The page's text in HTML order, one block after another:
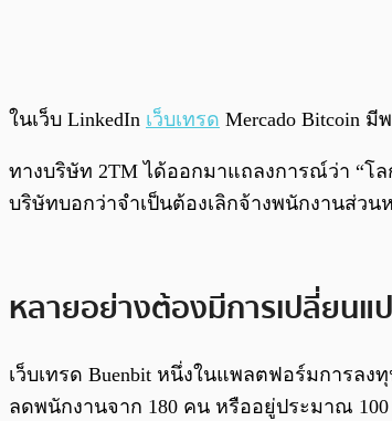
ในเว็บ LinkedIn เว็บเทรด Mercado Bitcoin
ทางบริษัท 2TM ได้ออกมาแถลงการณ์ว่า “โ
บริษัทบอกว่าจำเป็นต้องเลิกจ้างพนักงานส่ว
หลายอย่างต้องมีการเปลี่ยน
เว็บเทรด Buenbit หนึ่งในแพลตฟอร์มการลง
ลดพนักงานจาก 180 คน หรืออยู่ประมาณ